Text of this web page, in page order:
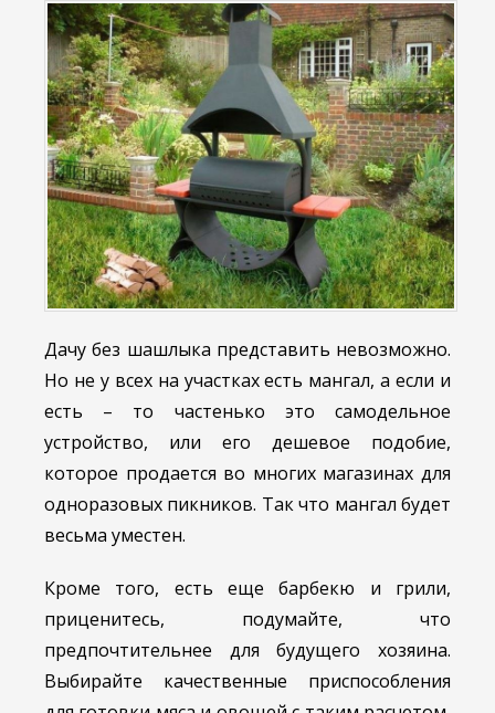
Дачу без шашлыка представить невозможно.
Но не у всех на участках есть мангал, а если и
есть – то частенько это самодельное
устройство, или его дешевое подобие,
которое продается во многих магазинах для
одноразовых пикников. Так что мангал будет
весьма уместен.
Кроме того, есть еще барбекю и грили,
приценитесь, подумайте, что
предпочтительнее для будущего хозяина.
Выбирайте качественные приспособления